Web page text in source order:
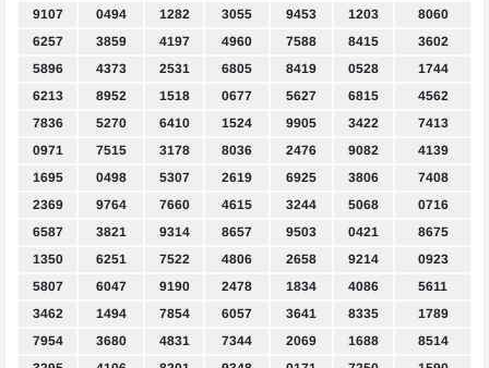
9107
0494 1282 3055 9453 1203
8060
6257
3859 4197 4960 7588 8415
3602
5896
4373 2531 6805 8419 0528
1744
6213
8952 1518 0677 5627 6815
4562
7836
5270 6410 1524 9905 3422
7413
0971
7515 3178 8036 2476 9082
4139
1695
0498 5307 2619 6925 3806
7408
2369
9764 7660 4615 3244 5068
0716
6587
3821 9314 8657 9503 0421
8675
1350
6251 7522 4806 2658 9214
0923
5807
6047 9190 2478 1834 4086
5611
3462
1494 7854 6057 3641 8335
1789
7954
3680 4831 7344 2069 1688
8514